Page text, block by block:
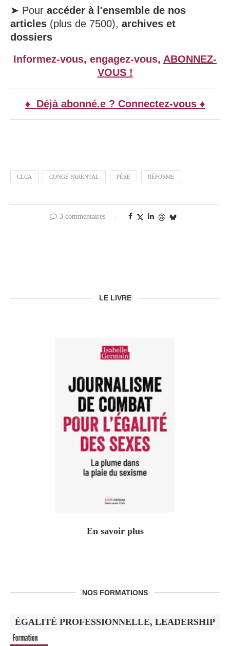
➤ Pour accéder à l'ensemble de nos
articles (plus de 7500), archives et
dossiers
Informez-vous, engagez-vous, ABONNEZ-
VOUS !
♦ Déjà abonné.e ? Connectez-vous ♦
CLCA CONGÉ PARENTAL PÈRE RÉFORME
3 commentaires
LE LIVRE
En savoir plus
NOS FORMATIONS
ÉGALITÉ PROFESSIONNELLE, LEADERSHIP